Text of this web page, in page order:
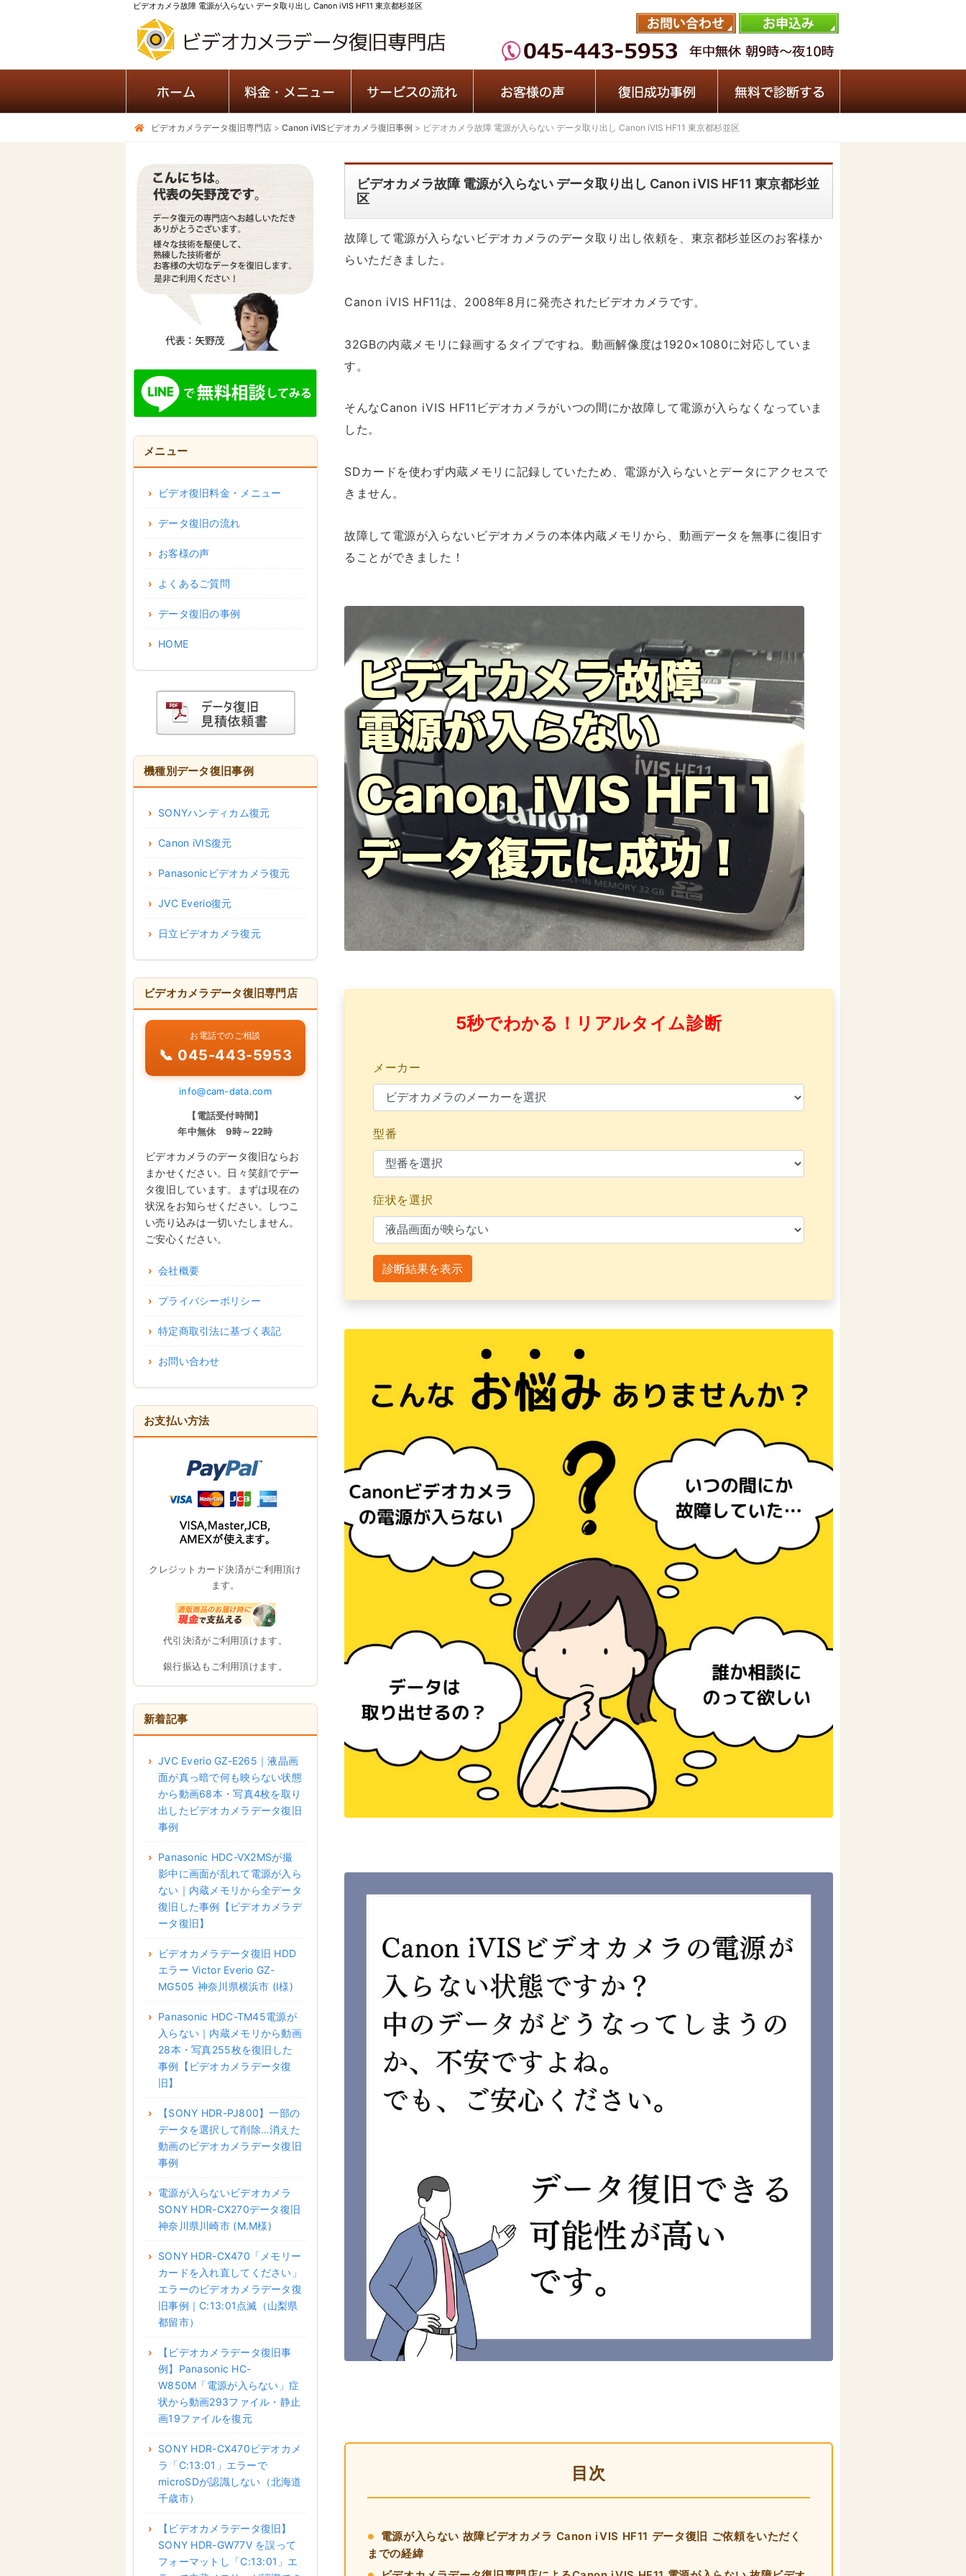
ビデオカメラ故障 電源が入らない データ取り出し Canon iVIS HF11 東京都杉並区
ビデオカメラデータ復旧専門店 > Canon iVISビデオカメラ復旧事例 > ビデオカメラ故障 電源が入らない データ取り出し Canon iVIS HF11 東京都杉並区
ビデオカメラ故障 電源が入らない データ取り出し Canon iVIS HF11 東京都杉並
区
故障して電源が入らないビデオカメラのデータ取り出し依頼を、東京都杉並区のお客様か
らいただきました。
Canon iVIS HF11は、2008年8月に発売されたビデオカメラです。
32GBの内蔵メモリに録画するタイプですね。動画解像度は1920×1080に対応していま
す。
そんなCanon iVIS HF11ビデオカメラがいつの間にか故障して電源が入らなくなっていま
した。
SDカードを使わず内蔵メモリに記録していたため、電源が入らないとデータにアクセスで
きません。
故障して電源が入らないビデオカメラの本体内蔵メモリから、動画データを無事に復旧す
ることができました！
5秒でわかる！リアルタイム診断
メーカー
型番
症状を選択
診断結果を表示
目次
電源が入らない 故障ビデオカメラ Canon iVIS HF11 データ復旧 ご依頼をいただく
までの経緯
メニュー
ビデオ復旧料金・メニュー
データ復旧の流れ
お客様の声
よくあるご質問
データ復旧の事例
HOME
機種別データ復旧事例
SONYハンディカム復元
Canon iVIS復元
Panasonicビデオカメラ復元
JVC Everio復元
日立ビデオカメラ復元
ビデオカメラデータ復旧専門店
お電話でのご相談
📞 045-443-5953
info@cam-data.com
【電話受付時間】
年中無休 9時～22時
ビデオカメラのデータ復旧ならお
まかせください。日々笑顔でデー
タ復旧しています。まずは現在の
状況をお知らせください。しつこ
い売り込みは一切いたしません。
ご安心ください。
会社概要
プライバシーポリシー
特定商取引法に基づく表記
お問い合わせ
お支払い方法
クレジットカード決済がご利用頂け
ます。
代引決済がご利用頂けます。
銀行振込もご利用頂けます。
新着記事
JVC Everio GZ-E265｜液晶画
面が真っ暗で何も映らない状態
から動画68本・写真4枚を取り
出したビデオカメラデータ復旧
事例
Panasonic HDC-VX2MSが撮
影中に画面が乱れて電源が入ら
ない｜内蔵メモリから全データ
復旧した事例【ビデオカメラデ
ータ復旧】
ビデオカメラデータ復旧 HDD
エラー Victor Everio GZ-
MG505 神奈川県横浜市 (I様)
Panasonic HDC-TM45電源が
入らない｜内蔵メモリから動画
28本・写真255枚を復旧した
事例【ビデオカメラデータ復
旧】
【SONY HDR-PJ800】一部の
データを選択して削除…消えた
動画のビデオカメラデータ復旧
事例
電源が入らないビデオカメラ
SONY HDR-CX270データ復旧
神奈川県川崎市 (M.M様)
SONY HDR-CX470「メモリー
カードを入れ直してください」
エラーのビデオカメラデータ復
旧事例｜C:13:01点滅（山梨県
都留市）
【ビデオカメラデータ復旧事
例】Panasonic HC-
W850M「電源が入らない」症
状から動画293ファイル・静止
画19ファイルを復元
SONY HDR-CX470ビデオカメ
ラ「C:13:01」エラーで
microSDが認識しない（北海道
千歳市）
【ビデオカメラデータ復旧】
SONY HDR-GW77V を誤って
フォーマットし「C:13:01」エ